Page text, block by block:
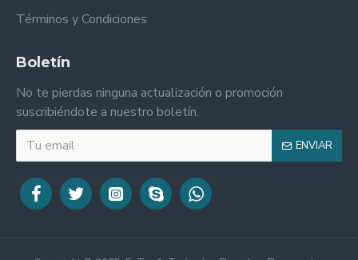
Términos y Condiciones
Boletín
No te pierdas ninguna actualización o promoción
suscribiéndote a nuestro boletín.
ENVIAR